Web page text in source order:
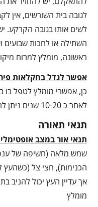
לגובה בית השורשים, אין
לשים אותו בגובה הקרקע.
השתילה או לחכות
ראשונה, מומלץ למרוח
אפשר לגדל בחקלאות
כן, אפשרי מומלץ לטפל בו
לאחר כ 10-20 שנים ניתן לתת לעץ לגדול לבד בלי טיפול מיוחד
תנאי תאורה
תנאי אור במצב
שמש מלאה (חשיפה של
הכנימות), חצי צל
אך עדיין העץ יכול להניב
מומלץ